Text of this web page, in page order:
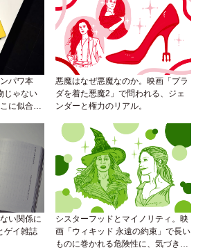
パワ本
じゃない
に似合う
悪魔はなぜ悪魔なのか。映画「プラ
ダを着た悪魔2」で問われる、ジェ
ンダーと権力のリアル。
い関係に
ゲイ雑誌
シスターフッドとマイノリティ。映
画「ウィキッド 永遠の約束」で長い
ものに巻かれる危険性に、気づき